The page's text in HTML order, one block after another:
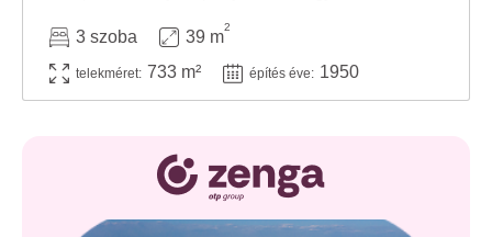
3 szoba 39 m
2
telekméret: 733 m² építés éve: 1950